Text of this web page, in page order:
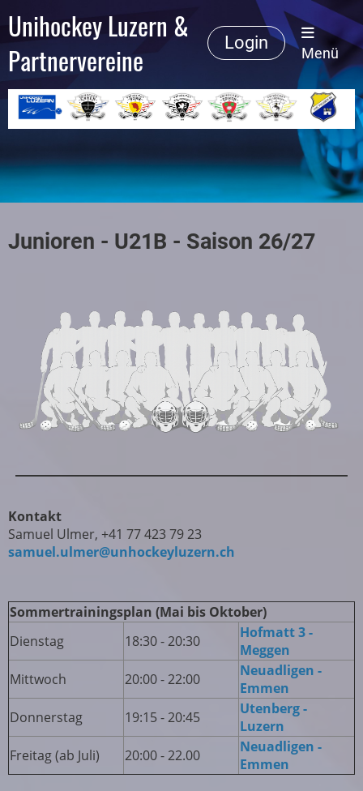
Unihockey Luzern &
Partnervereine
Login
Menü
Junioren - U21B - Saison 26/27
Kontakt
Samuel Ulmer, +41 77 423 79 23
samuel.ulmer@unhockeyluzern.ch
Sommertrainingsplan (Mai bis Oktober)
Dienstag
18:30 - 20:30
Hofmatt 3 -
Meggen
Mittwoch
20:00 - 22:00
Neuadligen -
Emmen
Donnerstag
19:15 - 20:45
Utenberg -
Luzern
Freitag (ab Juli)
20:00 - 22.00
Neuadligen -
Emmen